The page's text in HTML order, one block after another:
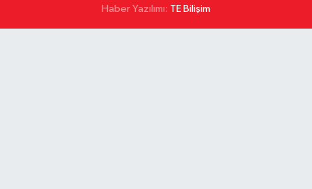
Haber Yazılımı: TE Bilişim